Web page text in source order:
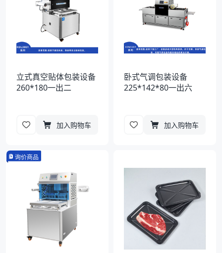
立式真空贴体包装设备
260*180一出二
加入购物车
卧式气调包装设备
225*142*80一出六
加入购物车
询价商品